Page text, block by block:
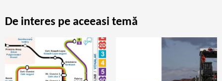
De interes pe aceeasi temă